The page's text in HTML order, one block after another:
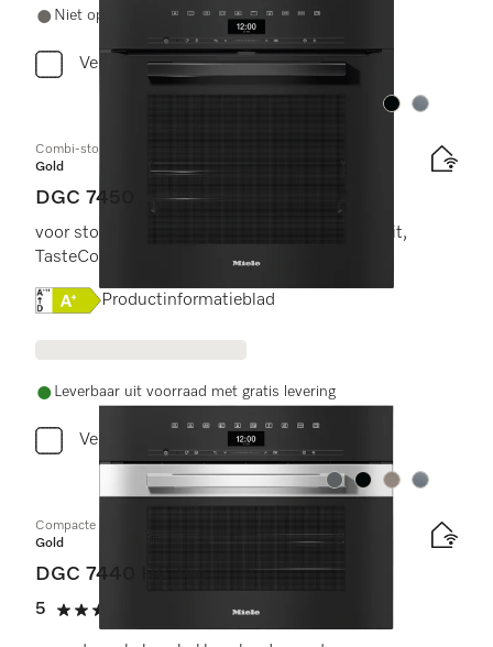
Niet op voorraad
Vergelijken
Kleur:Kleur:
Combi-stoomoven
Gold
DGC 7450
voor stomen, bakken, braden met connectiviteit,
TasteControl en led-verlichting.
Online Label Flag, Energielabel
Productinformatieblad
Leverbaar uit voorraad met gratis levering
Vergelijken
Kleur:Kleur:Kleur:Kleur:
Compacte combi-stoomoven
Gold
DGC 7440 HC Pro
5
5 sterren op 5
(3 beoordelingen)